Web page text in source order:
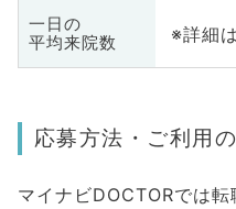
一日の
平均来院数
※詳細
応募方法・ご利用
マイナビDOCTORでは